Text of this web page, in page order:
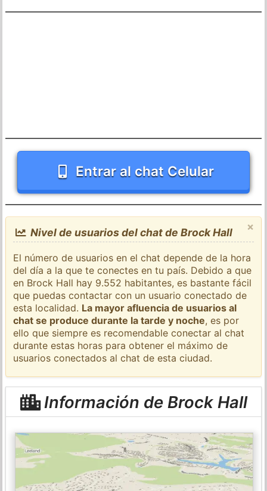
Entrar al chat Celular
×
Nivel de usuarios del chat de Brock Hall
El número de usuarios en el chat depende de la hora
del día a la que te conectes en tu país. Debido a que
en Brock Hall hay 9.552 habitantes, es bastante fácil
que puedas contactar con un usuario conectado de
esta localidad. La mayor afluencia de usuarios al
chat se produce durante la tarde y noche, es por
ello que siempre es recomendable conectar al chat
durante estas horas para obtener el máximo de
usuarios conectados al chat de esta ciudad.
Información de Brock Hall